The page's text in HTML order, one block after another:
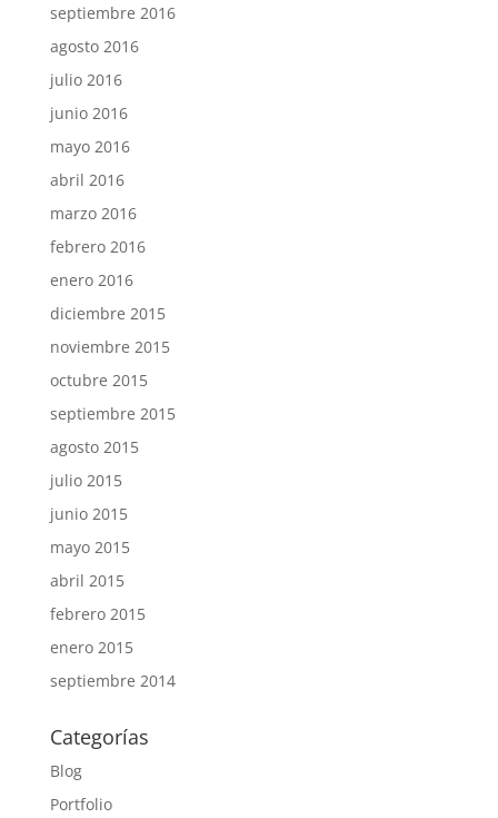
septiembre 2016
agosto 2016
julio 2016
junio 2016
mayo 2016
abril 2016
marzo 2016
febrero 2016
enero 2016
diciembre 2015
noviembre 2015
octubre 2015
septiembre 2015
agosto 2015
julio 2015
junio 2015
mayo 2015
abril 2015
febrero 2015
enero 2015
septiembre 2014
Categorías
Blog
Portfolio